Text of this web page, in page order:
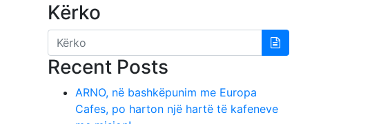
Kërko
Recent Posts
ARNO, në bashkëpunim me Europa
Cafes, po harton një hartë të kafeneve